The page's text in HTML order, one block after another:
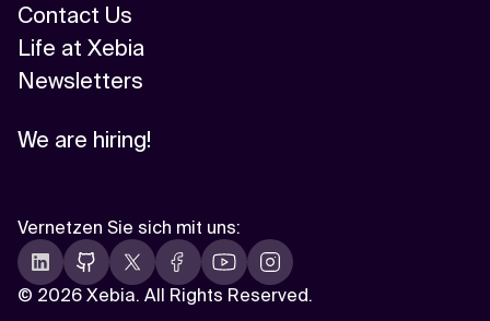
Contact Us
Life at Xebia
Newsletters
We are hiring!
© 2026 Xebia. All Rights Reserved.
Vernetzen Sie sich mit uns: